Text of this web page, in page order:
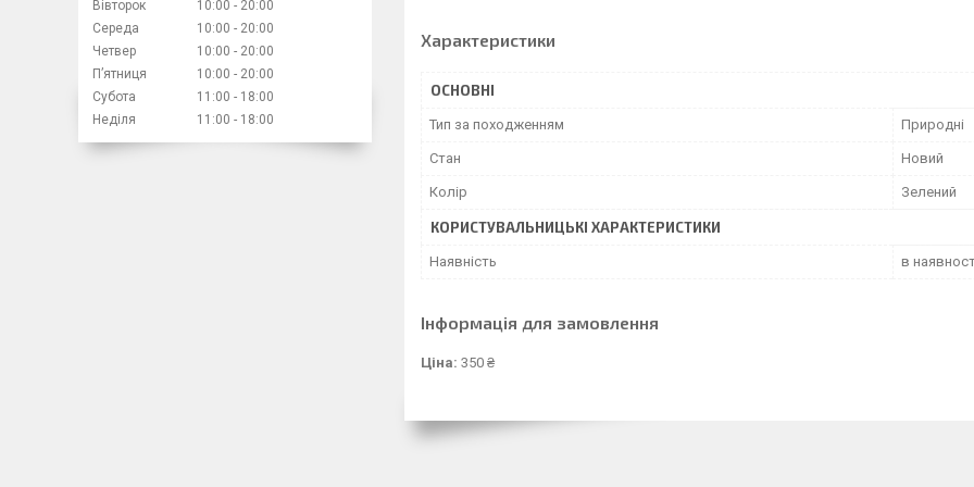
Характеристики
ОСНОВНІ
Тип за походженням Природні
Стан Новий
Колір Зелений
КОРИСТУВАЛЬНИЦЬКІ ХАРАКТЕРИСТИКИ
Наявність в
Інформація для замовлення
Ціна: 350 ₴
Вівторок 10:00
20:00
Середа
10:00
20:00
Четвер
10:00
20:00
Пʼятниця
10:00
20:00
Субота
11:00
18:00
Неділя
11:00 18:00